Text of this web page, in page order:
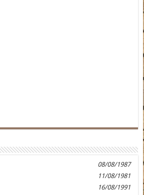
08/08/1987
11/08/1981
16/08/1991